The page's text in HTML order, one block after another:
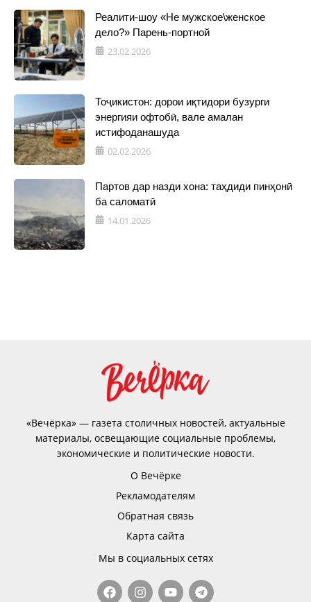
Реалити-шоу «Не мужское\женское
дело?» Парень-портной
23.02.2026
Тоҷикистон: дорои иқтидори бузурги
энергияи офтобӣ, вале амалан
истифоданашуда
02.02.2026
Партов дар назди хона: таҳдиди пинҳонӣ
ба саломатӣ
14.01.2026
«Вечёрка» — газета столичных новостей, актуальные
материалы, освещающие социальные проблемы,
экономические и политические новости.
О Вечёрке
Рекламодателям
Обратная связь
Карта сайта
Мы в социальных сетях